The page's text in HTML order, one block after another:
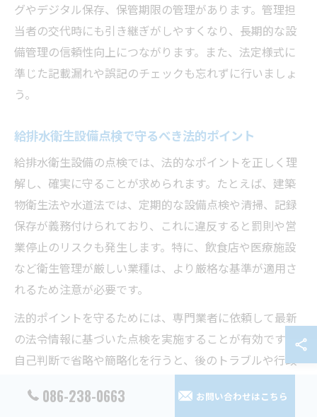
グやデジタル保存、保管期限の管理があります。管理担
当者の交代時にも引き継ぎがしやすくなり、長期的な設
備管理の信頼性向上につながります。また、法定様式に
準じた記載漏れや誤記のチェックも忘れずに行いましょ
う。
給排水衛生設備点検で守るべき法的ポイント
給排水衛生設備の点検では、法的なポイントを正しく理
解し、確実に守ることが求められます。たとえば、建築
物衛生法や水道法では、定期的な設備点検や清掃、記録
保存が義務付けられており、これに違反すると罰則や営
業停止のリスクも発生します。特に、飲食店や医療施設
など衛生管理が厳しい業種は、より厳格な基準が適用さ
れるため注意が必要です。
法的ポイントを守るためには、専門業者に依頼して最新
の法令情報に基づいた点検を実施することが有効です。
自己判断で省略や簡略化を行うと、後のトラブルや行政
況を確認しましょう。
086-238-0663 お問い合わせはこちら